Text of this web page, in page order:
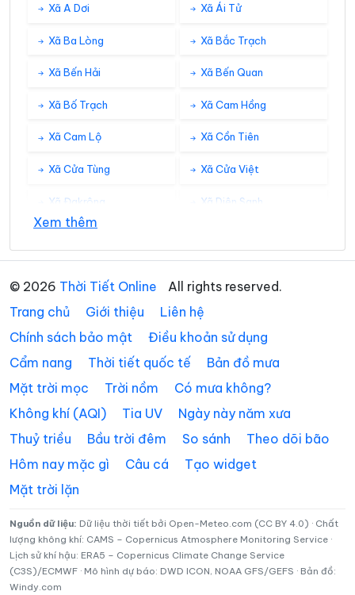
Xã A Dơi Xã Ái Tử
Xã Ba Lòng Xã Bắc Trạch
Xã Bến Hải Xã Bến Quan
Xã Bố Trạch Xã Cam Hồng
Xã Cam Lộ Xã Cồn Tiên
Xã Cửa Tùng Xã Cửa Việt
Xã Đakrông Xã Diên Sanh
Xã Hoàn Lão
Xã Hướng Hiệp Xã Hướng Lập
Xã Hướng Phùng Xã Khe Sanh
Xã Kim Điền Xã Kim Ngân
Xã Lao Bảo Xã Lệ Ninh
Xã Lệ Thủy
Xã Mỹ Thủy Xã Nam Ba Đồn
Xã Nam Cửa Việt Xã Nam Gianh
Xã Nam Hải Lăng
Xem thêm
© 2026 Thời Tiết Online
All rights reserved.
Trang chủ
Giới thiệu
Liên hệ
Chính sách bảo mật
Điều khoản sử dụng
Cẩm nang
Thời tiết quốc tế
Bản đồ mưa
Mặt trời mọc
Trời nồm
Có mưa không?
Không khí (AQI)
Tia UV
Ngày này năm xưa
Thuỷ triều
Bầu trời đêm So sánh
Theo dõi bão
Hôm nay mặc gì
Câu cá
Tạo widget
Mặt trời lặn
Nguồn dữ liệu: Dữ liệu thời tiết bởi Open-Meteo.com (CC BY 4.0) · Chất
lượng không khí: CAMS – Copernicus Atmosphere Monitoring Service ·
Lịch sử khí hậu: ERA5 – Copernicus Climate Change Service
(C3S)/ECMWF · Mô hình dự báo: DWD ICON, NOAA GFS/GEFS · Bản đồ:
Windy.com